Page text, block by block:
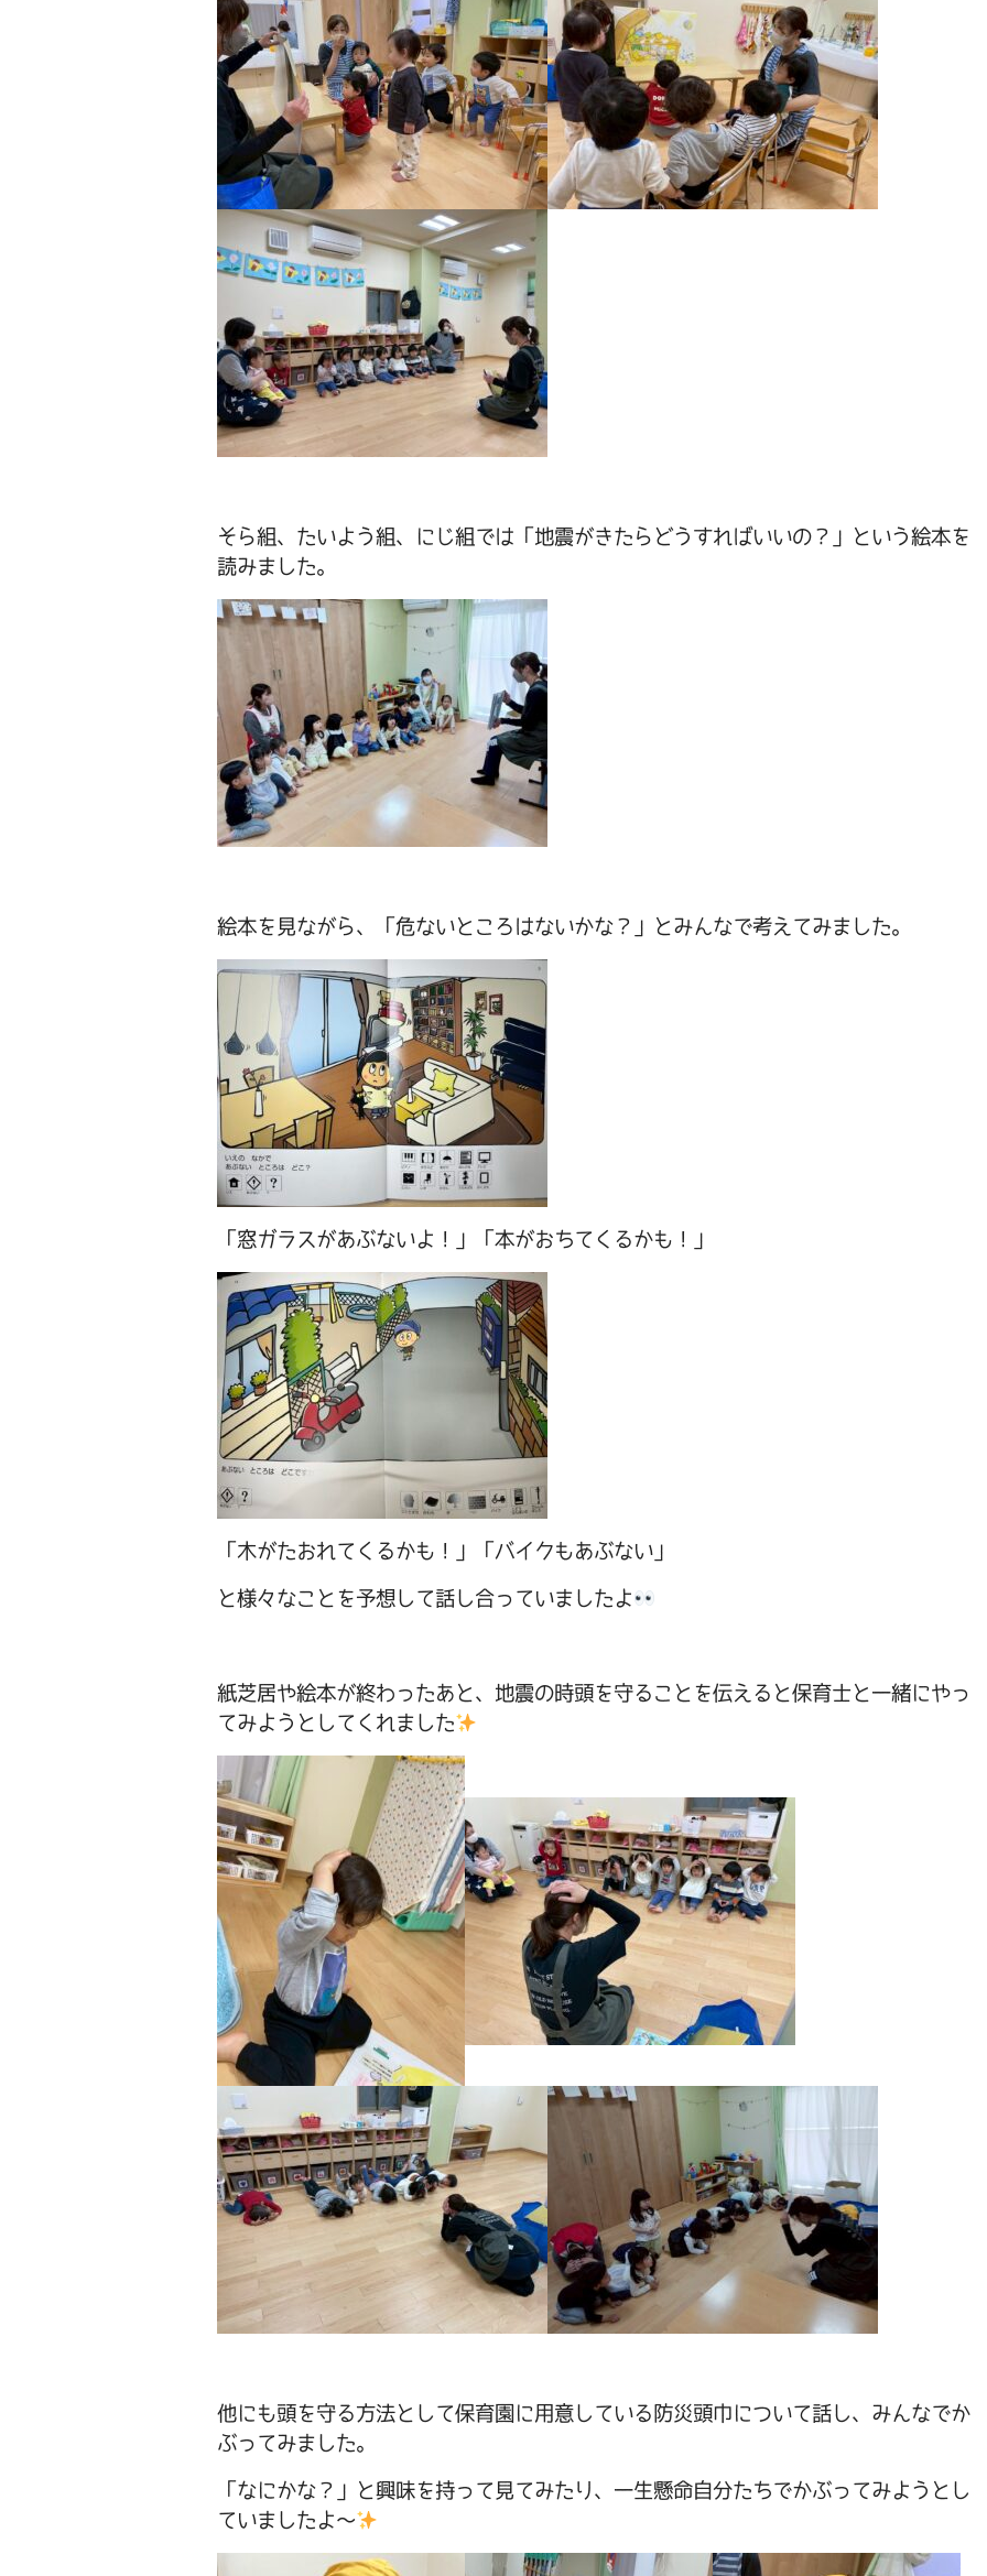
そら組、たいよう組、にじ組では「地震がきたらどうすればいいの？」という絵本を
読みました。
絵本を見ながら、「危ないところはないかな？」とみんなで考えてみました。
「窓ガラスがあぶないよ！」「本がおちてくるかも！」
「木がたおれてくるかも！」「バイクもあぶない」
と様々なことを予想して話し合っていましたよ
紙芝居や絵本が終わったあと、地震の時頭を守ることを伝えると保育士と一緒にやっ
てみようとしてくれました
他にも頭を守る方法として保育園に用意している防災頭巾について話し、みんなでか
ぶってみました。
「なにかな？」と興味を持って見てみたり、一生懸命自分たちでかぶってみようとし
ていましたよ～